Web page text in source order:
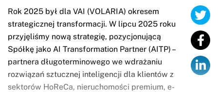
Rok 2025 był dla VAI (VOLARIA) okresem
strategicznej transformacji. W lipcu 2025 roku
przyjęliśmy nową strategię, pozycjonującą
Spółkę jako AI Transformation Partner (AITP) –
partnera długoterminowego we wdrażaniu
rozwiązań sztucznej inteligencji dla klientów z
sektorów HoReCa, nieruchomości premium, e-